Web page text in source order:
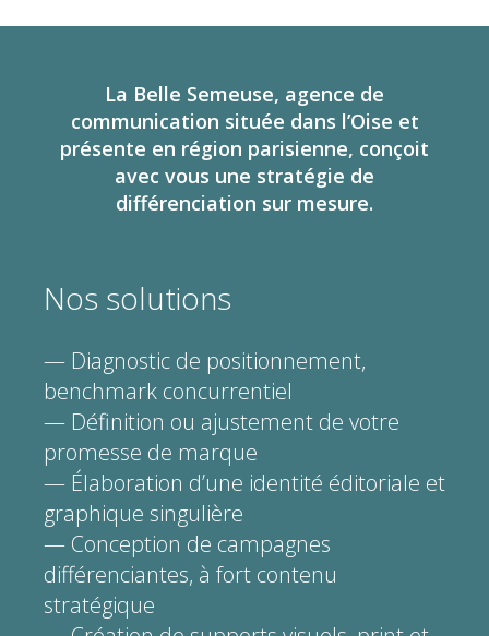
La Belle Semeuse, agence de
communication située dans l’Oise et
présente en région parisienne, conçoit
avec vous une stratégie de
différenciation sur mesure.
Nos solutions
— Diagnostic de positionnement,
benchmark concurrentiel
— Définition ou ajustement de votre
promesse de marque
— Élaboration d’une identité éditoriale et
graphique singulière
— Conception de campagnes
différenciantes, à fort contenu
stratégique